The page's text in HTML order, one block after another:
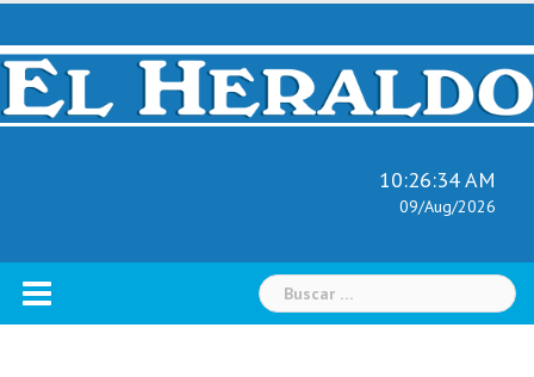
Skip
content
10:26:35 AM
09/Aug/2026
Buscar: